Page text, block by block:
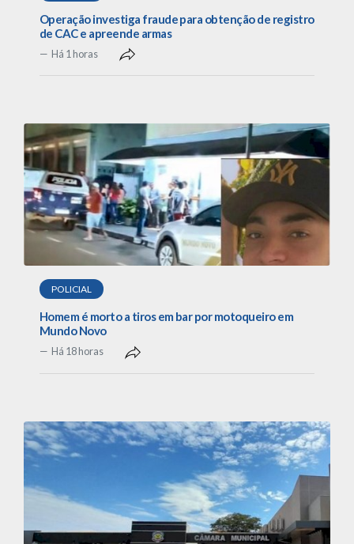
Operação investiga fraude para obtenção de registro
de CAC e apreende armas
Há 1 horas
POLICIAL
Homem é morto a tiros em bar por motoqueiro em
Mundo Novo
Há 18 horas